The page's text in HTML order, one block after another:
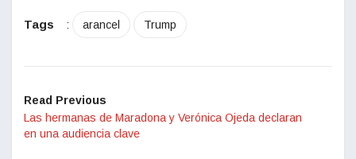
Tags : arancel Trump
Read Previous
Las hermanas de Maradona y Verónica Ojeda declaran
en una audiencia clave